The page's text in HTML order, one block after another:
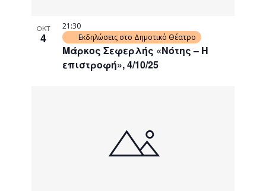
ΟΚΤ
4
Μάρκος Σεφερλής «Νότης – Η
επιστροφή», 4/10/25
21:30
Εκδηλώσεις στο Δημοτικό Θέατρο